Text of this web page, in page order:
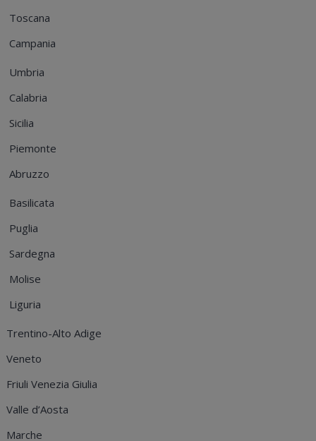
Toscana
Campania
Umbria
Calabria
Sicilia
Piemonte
Abruzzo
Basilicata
Puglia
Sardegna
Molise
Liguria
Trentino-Alto Adige
Veneto
Friuli Venezia Giulia
Valle d’Aosta
Marche